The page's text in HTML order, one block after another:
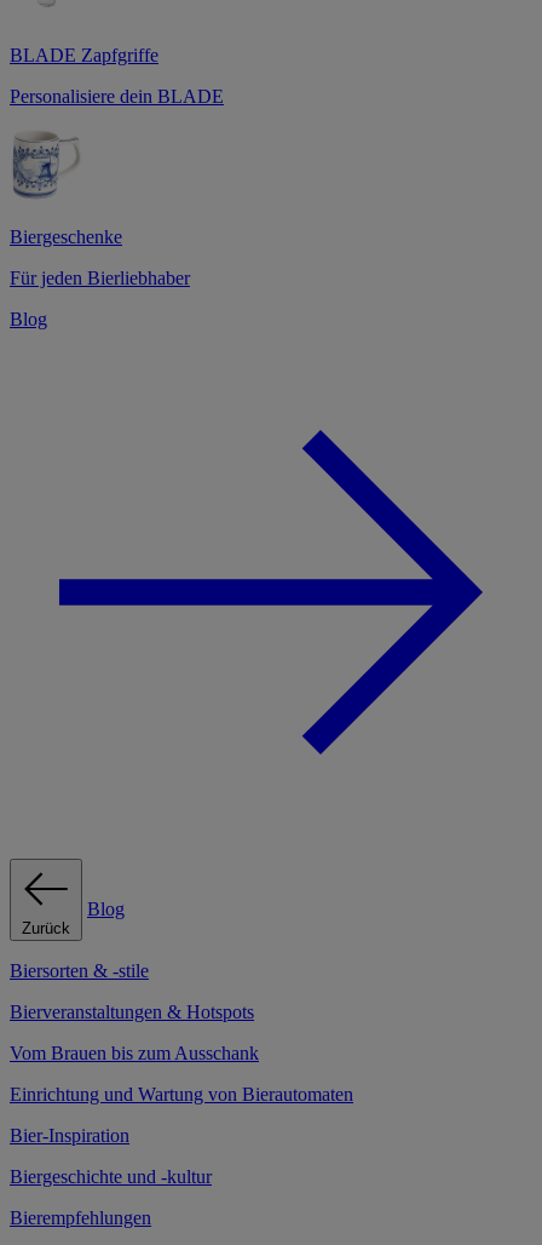
BLADE Zapfgriffe
Personalisiere dein BLADE
Biergeschenke
Für jeden Bierliebhaber
Blog
Zurück
Blog
Biersorten & -stile
Bierveranstaltungen & Hotspots
Vom Brauen bis zum Ausschank
Einrichtung und Wartung von Bierautomaten
Bier-Inspiration
Biergeschichte und -kultur
Bierempfehlungen